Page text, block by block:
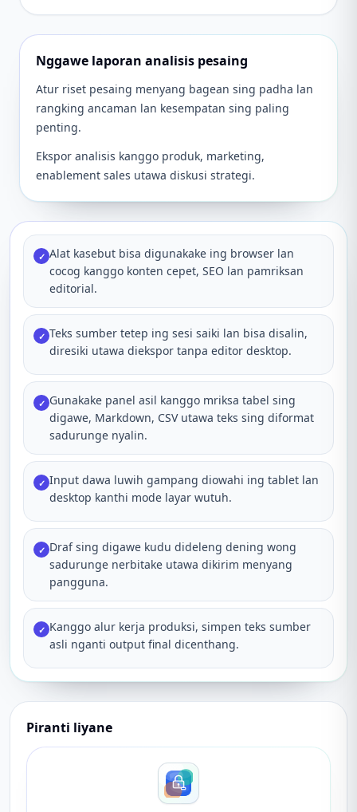
Nggawe laporan analisis pesaing
Atur riset pesaing menyang bagean sing padha lan
rangking ancaman lan kesempatan sing paling
penting.
Ekspor analisis kanggo produk, marketing,
enablement sales utawa diskusi strategi.
✓ Alat kasebut bisa digunakake ing browser lan
cocog kanggo konten cepet, SEO lan pamriksan
editorial.
✓ Teks sumber tetep ing sesi saiki lan bisa disalin,
diresiki utawa diekspor tanpa editor desktop.
✓ Gunakake panel asil kanggo mriksa tabel sing
digawe, Markdown, CSV utawa teks sing diformat
sadurunge nyalin.
✓ Input dawa luwih gampang diowahi ing tablet lan
desktop kanthi mode layar wutuh.
✓ Draf sing digawe kudu dideleng dening wong
sadurunge nerbitake utawa dikirim menyang
pangguna.
✓ Kanggo alur kerja produksi, simpen teks sumber
asli nganti output final dicenthang.
Piranti liyane